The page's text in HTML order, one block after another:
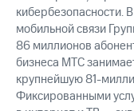
кибербезопасности.
мобильной связи
86 миллионов
бизнеса МТС
крупнейшую 81-
Фиксированными